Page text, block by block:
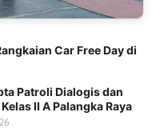
Car Free Day di
Patroli Dialogis dan
II A Palangka Raya